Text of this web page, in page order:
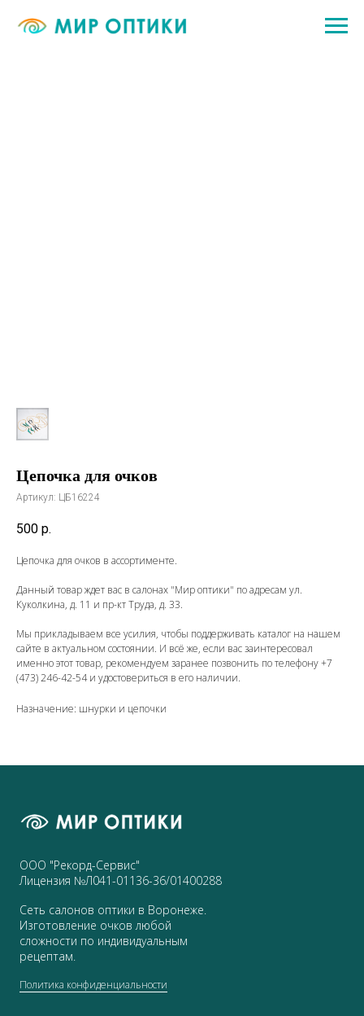
Цепочка для очков
Артикул: ЦБ16224
500 р.
Цепочка для очков в ассортименте.
Данный товар ждет вас в салонах "Мир оптики" по адресам ул.
Куколкина, д. 11 и пр-кт Труда, д. 33.
Мы прикладываем все усилия, чтобы поддерживать каталог на нашем
сайте в актуальном состоянии. И всё же, если вас заинтересовал
именно этот товар, рекомендуем заранее позвонить по телефону+7
(473) 246-42-54и удостовериться в его наличии.
Назначение: шнурки и цепочки
ООО "Рекорд-Сервис"
Лицензия №Л041-01136-36/01400288
Сеть салонов оптики в Воронеже.
Изготовление очков любой
сложности по индивидуальным
рецептам.
Политика конфиденциальности